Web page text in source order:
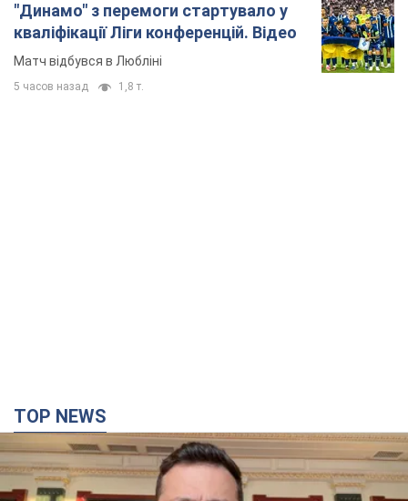
"Динамо" з перемоги стартувало у
кваліфікації Ліги конференцій. Відео
Матч відбувся в Любліні
5 часов назад 1,8 т.
TOP NEWS